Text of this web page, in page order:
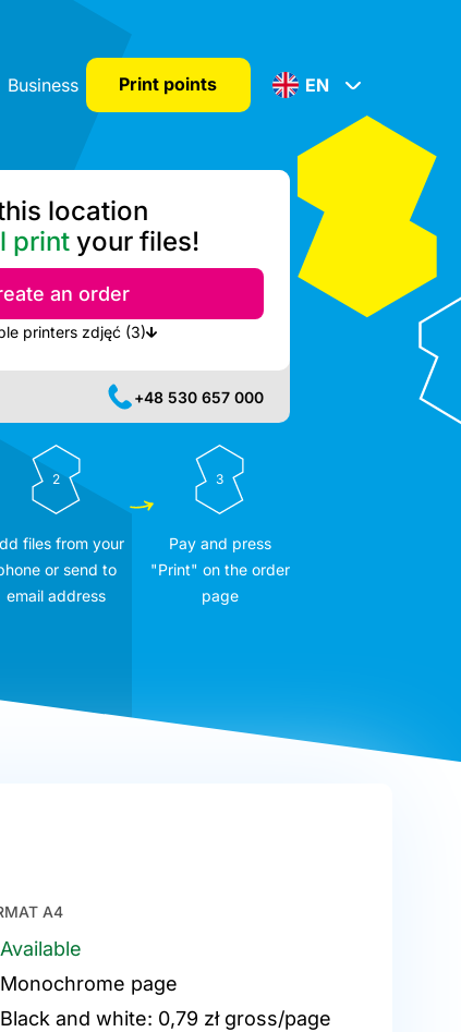
Business Print points EN
location
print your files!
an order
Show nearest available printers zdjęć (3)
+48 530 657 000
2
files from your
or send to
email address
3
Pay and press
"Print" on the order
page
A4
Available
Monochrome page
Black and white: 0,79 zł gross/page